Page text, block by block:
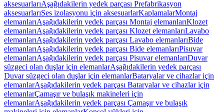
aksesuarlarıAşağıdakilerin yedek parçası Prefabrikasyon
aksesuarlarıSes izolasyonu için aksesuarlarKaplamalarMontaj
elemanlarıAşağıdakilerin yedek parçası Montaj elemanlarıKlozet
elemanlarıAşağıdakilerin yedek parçası Klozet elemanlarıLavabo
elemanlarıAşağıdakilerin yedek parçası Lavabo elemanlarıBide
elemanlarıAşağıdakilerin yedek parçası Bide elemanlarıPisuvar
elemanlarıAşağıdakilerin yedek parçası Pisuvar elemanlarıDuvar
süzgeci olan duşlar için elemanlarAşağıdakilerin yedek parçası
Duvar süzgeci olan duşlar için elemanlarBataryalar ve cihazlar için
elemanlarAşağıdakilerin yedek parçası Bataryalar ve cihazlar için
elemanlarÇamaşır ve bulaşık makineleri için
elemanlarAşağıdakilerin yedek parçası Çamaşır ve bulaşık